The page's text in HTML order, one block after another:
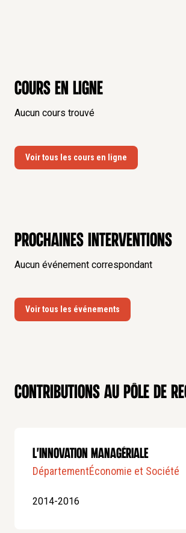
Cours en ligne
Aucun cours trouvé
Voir tous les cours en ligne
Prochaines interventions
Aucun événement correspondant
Voir tous les événements
Contributions au pôle de
L'innovation managériale
DépartementÉconomie et Société
2014-2016